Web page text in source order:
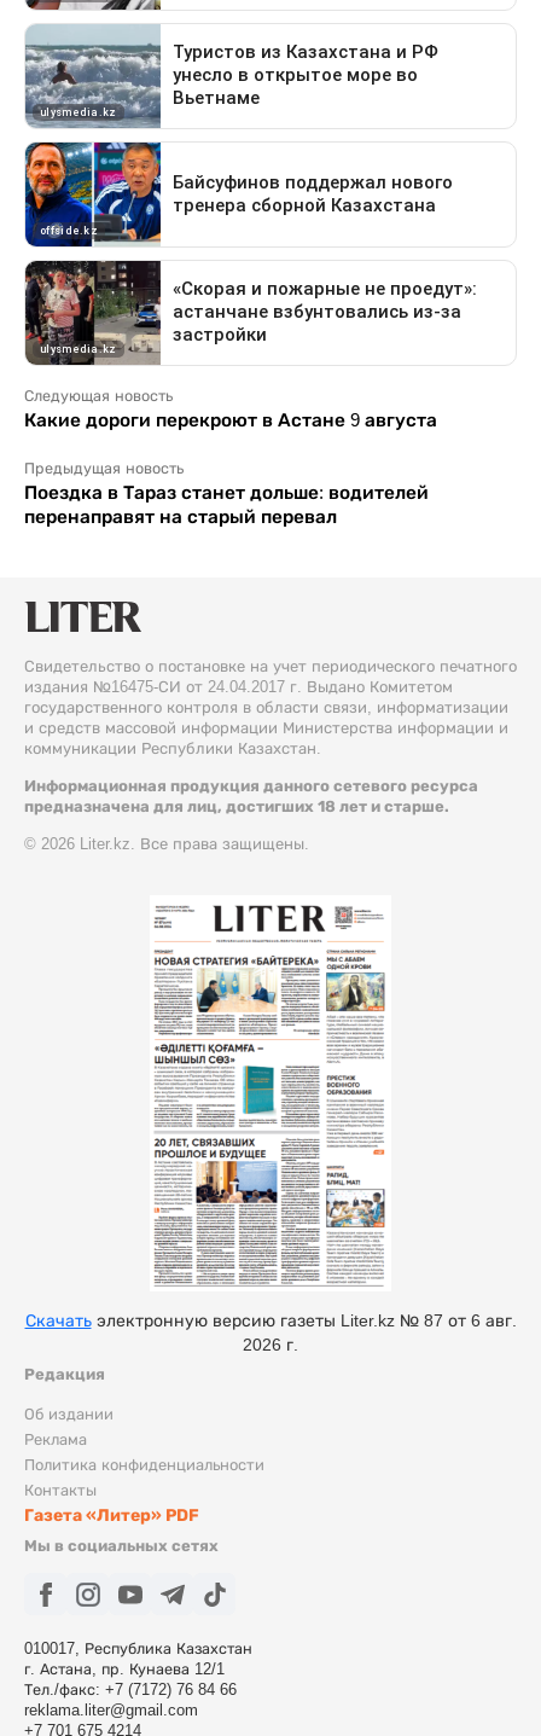
Следующая новость
Какие дороги перекроют в Астане 9 августа
Предыдущая новость
Поездка в Тараз станет дольше: водителей
перенаправят на старый перевал
Свидетельство о постановке на учет периодического печатного
издания №16475-СИ от 24.04.2017 г. Выдано Комитетом
государственного контроля в области связи, информатизации
и средств массовой информации Министерства информации и
коммуникации Республики Казахстан.
Информационная продукция данного сетевого ресурса
предназначена для лиц, достигших 18 лет и старше.
© 2026 Liter.kz. Все права защищены.
Редакция
Об издании
Реклама
Политика конфиденциальности
Контакты
Газета «Литер» PDF
Мы в социальных сетях
010017, Республика Казахстан
г. Астана, пр. Кунаева 12/1
Тел./факс: +7 (7172) 76 84 66
reklama.liter@gmail.com
+7 701 675 4214
Скачатьэлектронную версию газеты Liter.kz № 87 от 6 авг.
2026 г.